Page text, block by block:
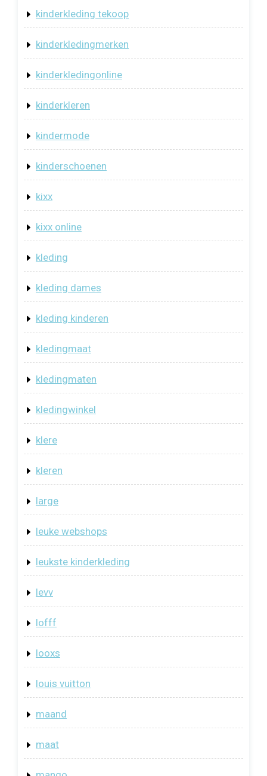
kinderkleding tekoop
kinderkledingmerken
kinderkledingonline
kinderkleren
kindermode
kinderschoenen
kixx
kixx online
kleding
kleding dames
kleding kinderen
kledingmaat
kledingmaten
kledingwinkel
klere
kleren
large
leuke webshops
leukste kinderkleding
levv
lofff
looxs
louis vuitton
maand
maat